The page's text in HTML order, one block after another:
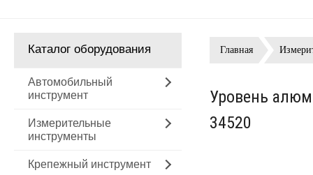
Каталог оборудования
Автомобильный
инструмент
Измерительные
инструменты
Крепежный инструмент
Главная
Уровень
34520